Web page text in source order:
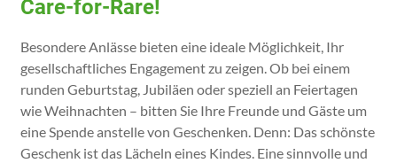
Care-for-Rare!
Besondere Anlässe bieten eine ideale Möglichkeit, Ihr
gesellschaftliches Engagement zu zeigen. Ob bei einem
runden Geburtstag, Jubiläen oder speziell an Feiertagen
wie Weihnachten – bitten Sie Ihre Freunde und Gäste um
eine Spende anstelle von Geschenken. Denn: Das schönste
Geschenk ist das Lächeln eines Kindes. Eine sinnvolle und